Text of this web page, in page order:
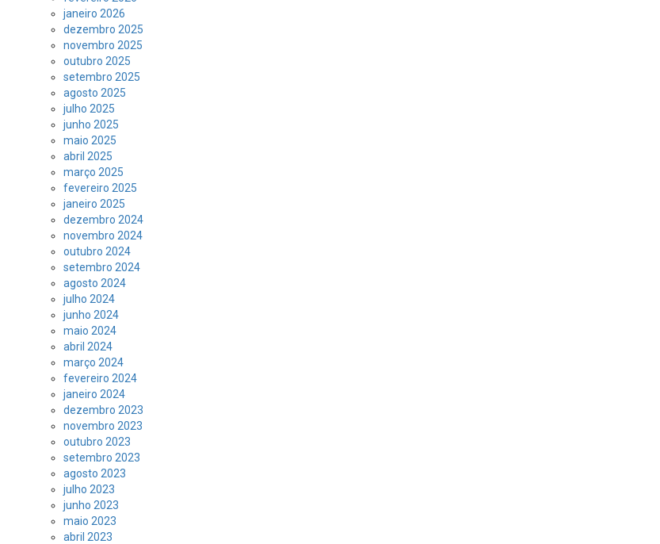
janeiro 2026
dezembro 2025
novembro 2025
outubro 2025
setembro 2025
agosto 2025
julho 2025
junho 2025
maio 2025
abril 2025
março 2025
fevereiro 2025
janeiro 2025
dezembro 2024
novembro 2024
outubro 2024
setembro 2024
agosto 2024
julho 2024
junho 2024
maio 2024
abril 2024
março 2024
fevereiro 2024
janeiro 2024
dezembro 2023
novembro 2023
outubro 2023
setembro 2023
agosto 2023
julho 2023
junho 2023
maio 2023
abril 2023